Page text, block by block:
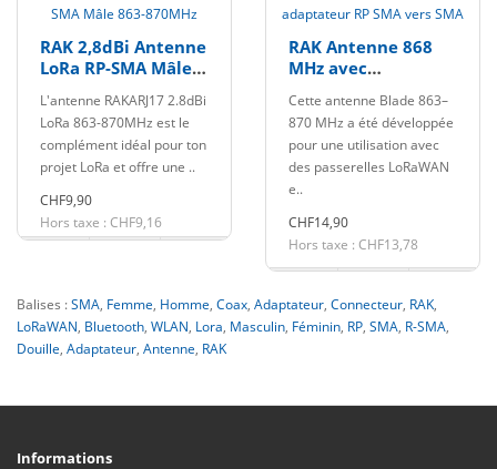
RAK 2,8dBi Antenne
LoRa RP-SMA Mâle
L'antenne RAKARJ17 2.8dBi
LoRa 863-870MHz est le
complément idéal pour ton
projet LoRa et offre une ..
CHF9,90
Hors taxe : CHF9,16
RAK Antenne 868
MHz avec
vers SMA
Cette antenne Blade 863–
870 MHz a été développée
pour une utilisation avec
des passerelles LoRaWAN
e..
CHF14,90
Hors taxe : CHF13,78
Balises :SMA, Femme, Homme, Coax, Adaptateur, Connecteur, RAK,
LoRaWAN, Bluetooth, WLAN, Lora, Masculin, Féminin, RP, SMA, R-SMA,
Douille, Adaptateur, Antenne, RAK
Informations